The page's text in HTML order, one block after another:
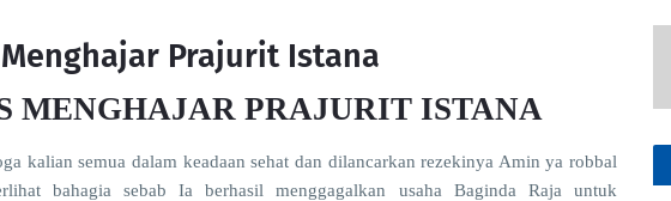
Prajurit Istana
MENGHAJAR PRAJURIT ISTANA
kalian semua dalam keadaan sehat dan dilancarkan rezekinya Amin ya robbal
bahagia sebab Ia berhasil menggagalkan usaha Baginda Raja untuk